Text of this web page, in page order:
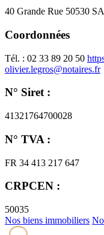
40 Grande Rue 50530
Coordonnées
Tél. : 02 33 89 20 50
olivier.legros@notaires.fr
N° Siret :
41321764700028
N° TVA :
FR 34 413 217 647
CRPCEN :
50035
Nos biens immobiliers